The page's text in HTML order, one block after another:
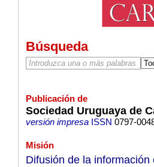
Búsqueda
Publicación de
Sociedad Uruguaya de
versión impresaISSN 0797-
Misión
Difusión de la